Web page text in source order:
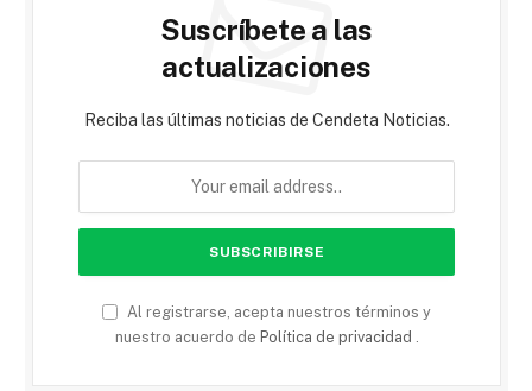
Suscríbete a las
actualizaciones
Reciba las últimas noticias de Cendeta Noticias.
Al registrarse, acepta nuestros términos y
nuestro acuerdo de Política de privacidad .